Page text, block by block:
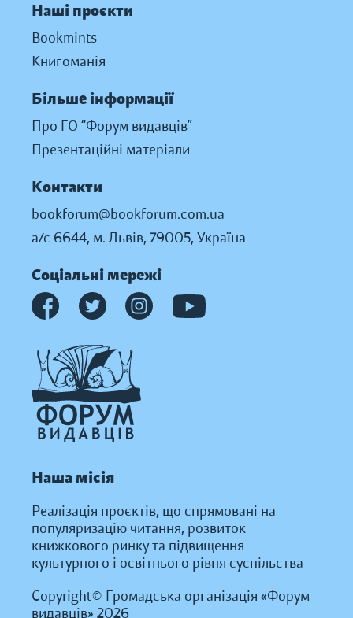
Наші проєкти
Bookmints
Книгоманія
Більше інформації
Про ГО “Форум видавців”
Презентаційні матеріали
Контакти
bookforum@bookforum.com.ua
а/с 6644, м. Львів, 79005, Україна
Соціальні мережі
Наша місія
Реалізація проєктів, що спрямовані на
популяризацію читання, розвиток
книжкового ринку та підвищення
культурного і освітнього рівня суспільства
Copyright© Громадська організація «Форум
видавців» 2026